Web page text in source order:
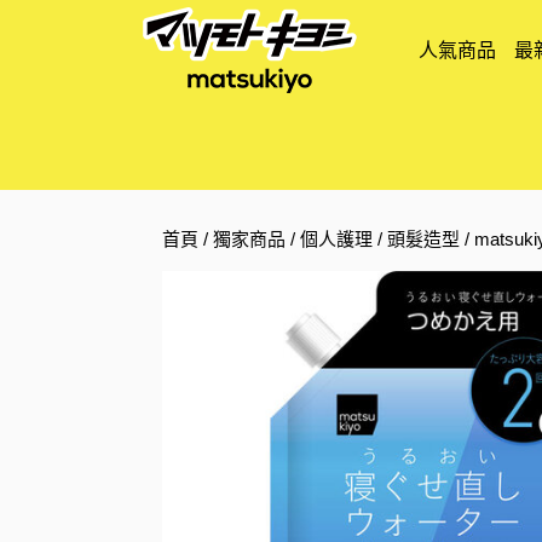
人氣商品 最
首頁 /獨家商品 /個人護理 /頭髮造型 /